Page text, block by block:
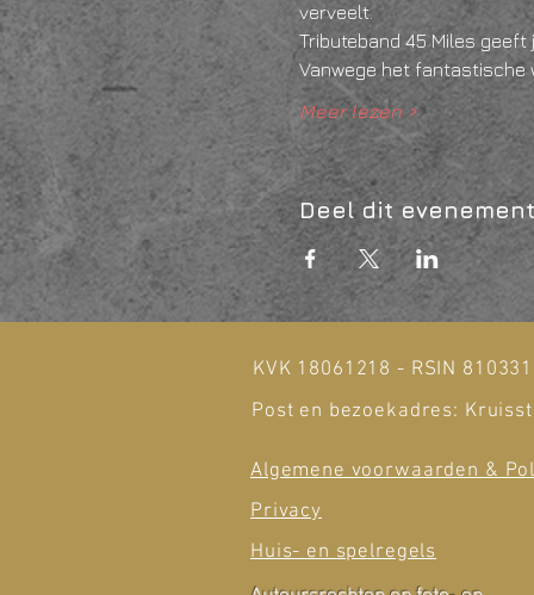
verveelt.
Tributeband 45 Miles
Vanwege het fantastische
Meer lezen >
Deel dit evenement
KVK 18061218 - RSIN
Post en bezoekadres:
Algemene voorwaarden &
Privacy
Huis- en spelregels